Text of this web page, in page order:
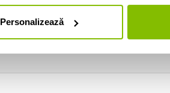
Personalizează